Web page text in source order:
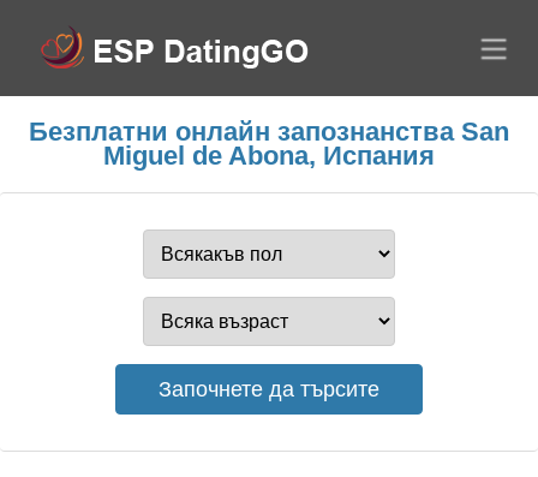
Безплатни онлайн запознанства San
Miguel de Abona, Испания